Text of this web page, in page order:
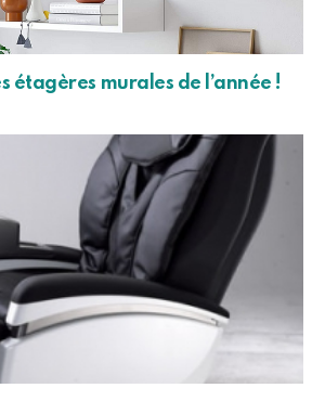
étagères murales de l’année !